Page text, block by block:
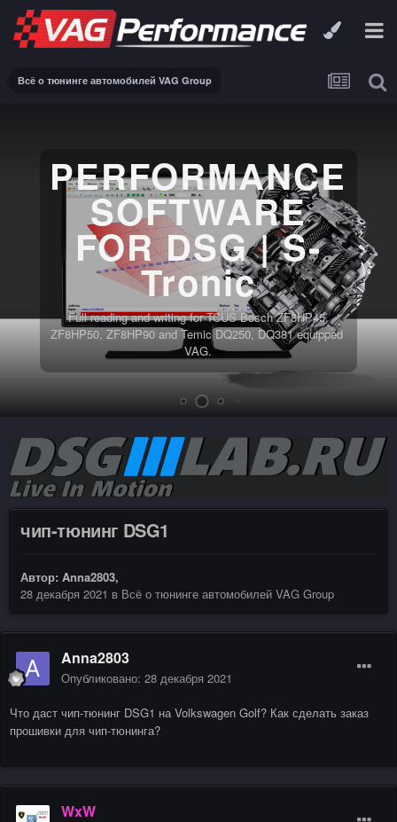
Всё о тюнинге автомобилей VAG Group
PERFORMANCE
SOFTWARE
FOR DSG | S-
Tronic
Full reading and writing for TCUS Bosch ZF8HP45,
ZF8HP50, ZF8HP90 and Temic DQ250, DQ381 equipped
VAG.
чип-тюнинг DSG1
Автор: Anna2803,
28 декабря 2021 в Всё о тюнинге автомобилей VAG Group
Anna2803
Опубликовано: 28 декабря 2021
Что даст чип-тюнинг DSG1 на Volkswagen Golf? Как сделать заказ
прошивки для чип-тюнинга?
WxW